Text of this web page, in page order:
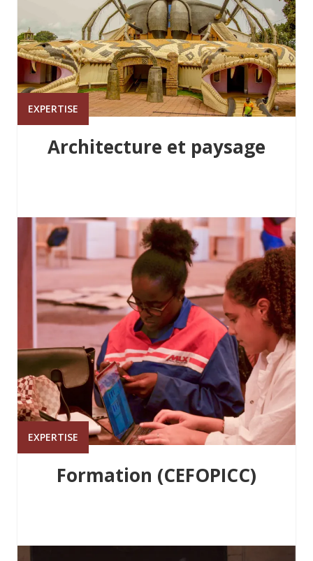
EXPERTISE
Architecture et paysage
EXPERTISE
Formation (CEFOPICC)